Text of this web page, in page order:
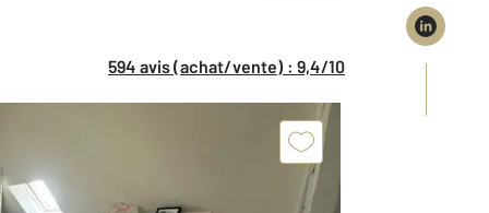
594 avis (achat/vente) : 9,4/10